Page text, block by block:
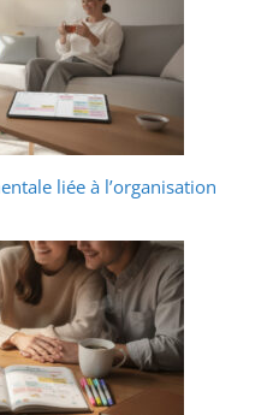
liée à l’organisation